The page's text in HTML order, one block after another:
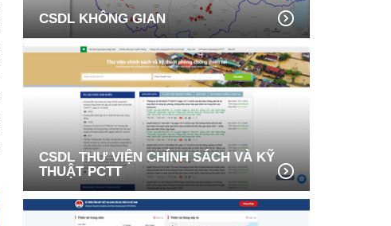
CSDL KHÔNG GIAN
CSDL THƯ VIỆN CHÍNH SÁCH VÀ KỸ
THUẬT PCTT